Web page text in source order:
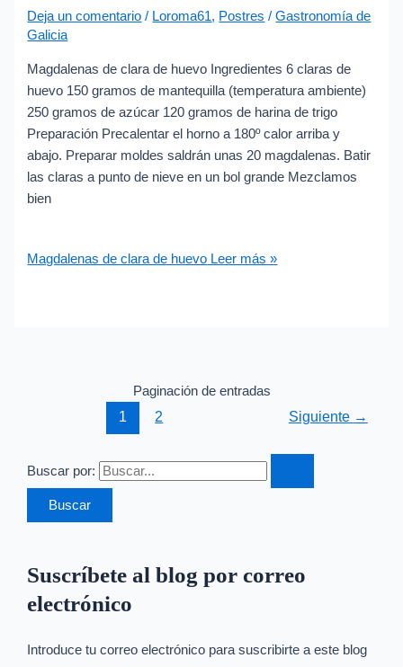
Deja un comentario / Loroma61, Postres /Gastronomía de
Galicia
Magdalenas de clara de huevo Ingredientes 6 claras de
huevo 150 gramos de mantequilla (temperatura ambiente)
250 gramos de azúcar 120 gramos de harina de trigo
Preparación Precalentar el horno a 180º calor arriba y
abajo. Preparar moldes saldrán unas 20 magdalenas. Batir
las claras a punto de nieve en un bol grande Mezclamos
bien
Magdalenas de clara de huevo Leer más »
Paginación de entradas
1 2 Siguiente →
Buscar por:
Suscríbete al blog por correo
electrónico
Introduce tu correo electrónico para suscribirte a este blog